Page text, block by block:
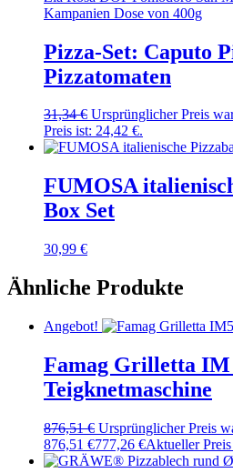
Pizza-Set: Caputo
Pizzatomaten
31,34€ Ursprünglicher Preis
Preis ist: 24,42 €.
FUMOSA
Box Set
30,99 €
Ähnliche Produkte
Angebot!
Famag Grilletta IM
Teigknetmaschine
876,51€ Ursprünglicher Preis
876,51 €777,26 €Aktueller